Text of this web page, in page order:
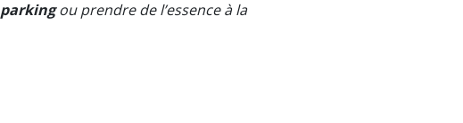
parkingou prendre de l’essence à la